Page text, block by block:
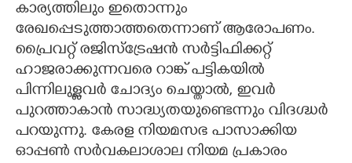
കാര്യത്തിലും ഇതൊന്നും
രേഖപ്പെടുത്താത്തതെന്നാണ് ആരോപണം.
പ്രൈവറ്റ് രജിസ്ട്രേഷൻ സർട്ടിഫിക്കറ്റ്
ഹാജരാക്കുന്നവരെ റാങ്ക് പട്ടികയിൽ
പിന്നിലുള്ളവർ ചോദ്യം ചെയ്താൽ, ഇവർ
പുറത്താകാൻ സാദ്ധ്യതയുണ്ടെന്നും വിദഗ്ദ്ധർ
പറയുന്നു. കേരള നിയമസഭ പാസാക്കിയ
ഓപ്പൺ സർവകലാശാല നിയമ പ്രകാരം